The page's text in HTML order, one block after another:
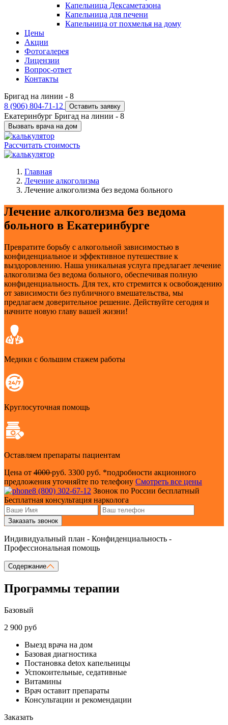
Капельница Дексаметазона
Капельница для печени
Капельница от похмелья на дому
Цены
Акции
Фотогалерея
Лицензии
Вопрос-ответ
Контакты
Бригад на линии - 8
8 (906) 804-71-12
Оставить заявку
Екатеринбург Бригад на линии - 8
Вызвать врача на дом
Рассчитать стоимость
Главная
Лечение алкоголизма
Лечение алкоголизма без ведома больного
Лечение алкоголизма без ведома
больного в Екатеринбурге
Превратите борьбу с алкогольной зависимостью в
конфиденциальное и эффективное путешествие к
выздоровлению. Наша уникальная услуга предлагает лечение
алкоголизма без ведома больного, обеспечивая полную
конфиденциальность. Для тех, кто стремится к освобождению
от зависимости без публичного вмешательства, мы
предлагаем доверительное решение. Действуйте сегодня и
начните новую главу вашей жизни!
Медики с большим стажем работы
Круглосуточная помощь
Оставляем препараты пациентам
Цена от 4000руб. 3300 руб. *подробности акционного
предложения уточняйте по телефону Смотреть все цены
8 (800) 302-67-12 Звонок по России бесплатный
Бесплатная консультация нарколога
Заказать звонок
Индивидуальный план - Конфиденциальность -
Профессиональная помощь
Содержание
Программы терапии
Базовый
2 900 руб
Выезд врача на дом
Базовая диагностика
Постановка detox капельницы
Успокоительные, седативные
Витамины
Врач оставит препараты
Консультации и рекомендации
Заказать